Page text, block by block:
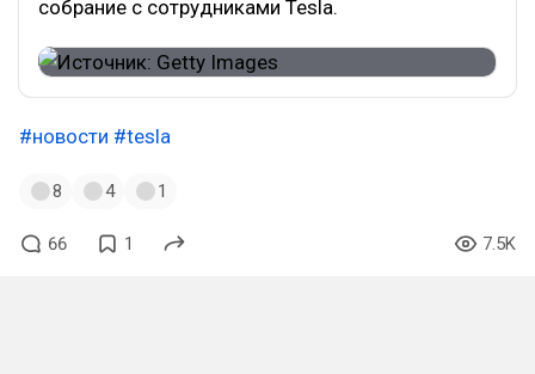
собрание с сотрудниками Tesla.
#новости #tesla
8 4 1
66 1 7.5K